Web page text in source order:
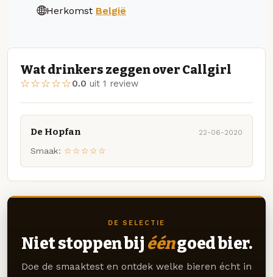
Herkomst België
Wat drinkers zeggen over Callgirl
☆☆☆☆☆0.0 uit 1 review
De Hopfan 22-06-2020
Smaak: ☆☆☆☆☆
DE SELECTIE
Niet stoppen bij ééngoed bier.
Doe de smaaktest en ontdek welke bieren écht in